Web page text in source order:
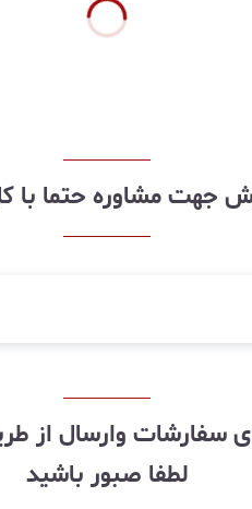
جهت مشاوره حتما با
لطفا صبور باشید